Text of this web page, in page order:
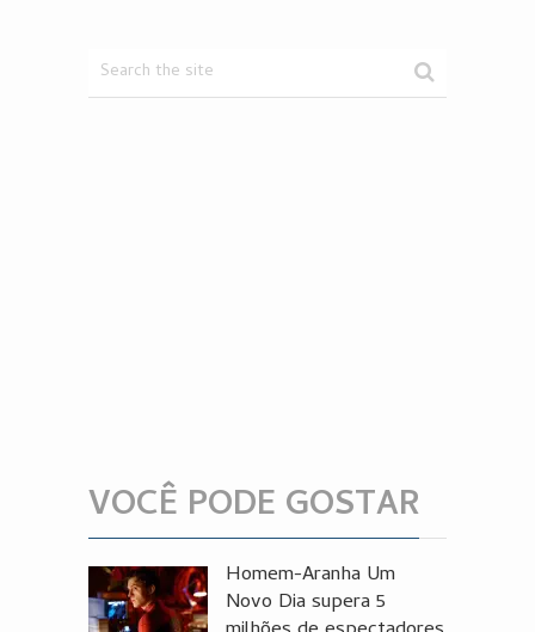
VOCÊ PODE GOSTAR
Homem-Aranha Um
Novo Dia supera 5